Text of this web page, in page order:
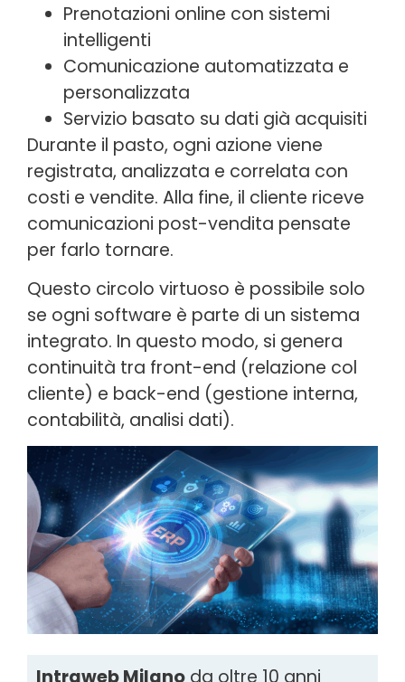
Prenotazioni online con sistemi
intelligenti
Comunicazione automatizzata e
personalizzata
Servizio basato su dati già acquisiti
Durante il pasto, ogni azione viene
registrata, analizzata e correlata con
costi e vendite. Alla fine, il cliente riceve
comunicazioni post-vendita pensate
per farlo tornare.
Questo circolo virtuoso è possibile solo
se ogni software è parte di un sistema
integrato. In questo modo, si genera
continuità tra front-end (relazione col
cliente) e back-end (gestione interna,
contabilità, analisi dati).
Intraweb Milano da oltre 10 anni